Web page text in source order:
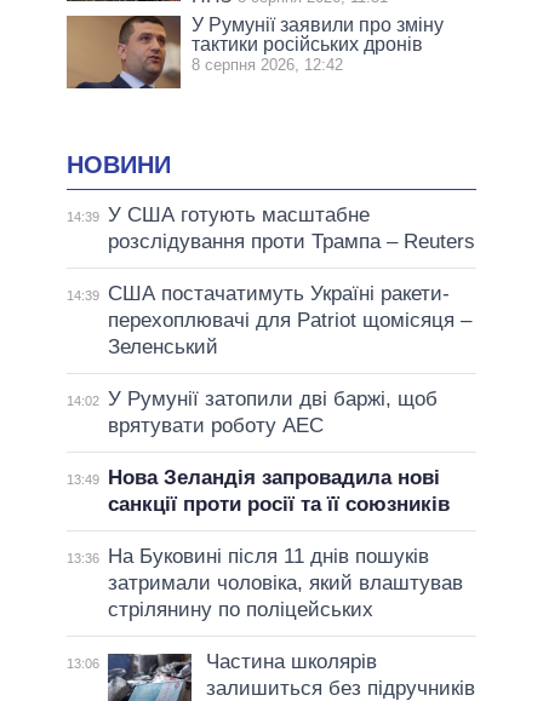
У Румунії заявили про зміну
тактики російських дронів
8 серпня 2026, 12:42
НОВИНИ
14:39 У США готують масштабне
розслідування проти Трампа – Reuters
14:39
США постачатимуть Україні ракети-
перехоплювачі для Patriot щомісяця –
Зеленський
14:02 У Румунії затопили дві баржі, щоб
врятувати роботу АЕС
13:49
Нова Зеландія запровадила нові
санкції проти росії та її союзників
13:36
На Буковині після 11 днів пошуків
затримали чоловіка, який влаштував
стрілянину по поліцейських
13:06
Частина школярів
залишиться без підручників